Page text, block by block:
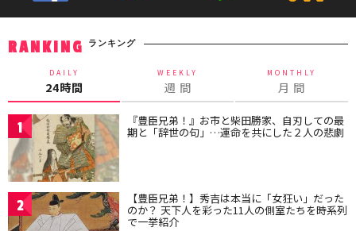
RANKING ランキング
DAILY
24時間
WEEKLY
週 間
MONTHLY
月 間
1 『豊臣兄弟！』お市と柴田勝家、自刃しての最
期と「辞世の句」…運命を共にした２人の悲劇
2 【豊臣兄弟！】秀吉は本当に「女狂い」だった
のか？ 天下人を彩った11人の側室たちを時系列
で一挙紹介